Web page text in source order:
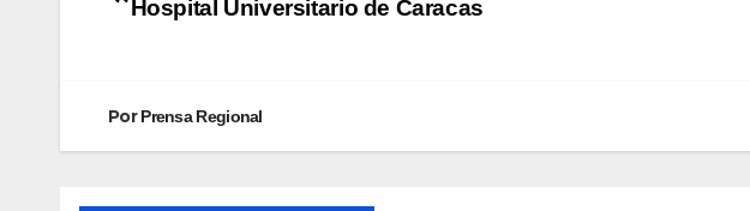
Hospital Universitario de Caracas
PorPrensa Regional